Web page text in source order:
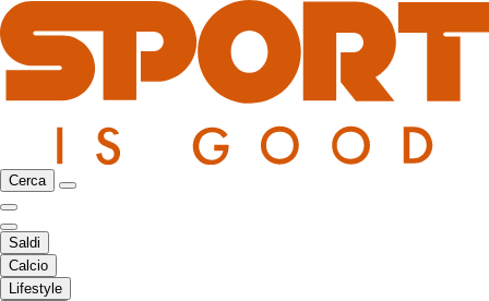
Cerca
Saldi
Calcio
Lifestyle